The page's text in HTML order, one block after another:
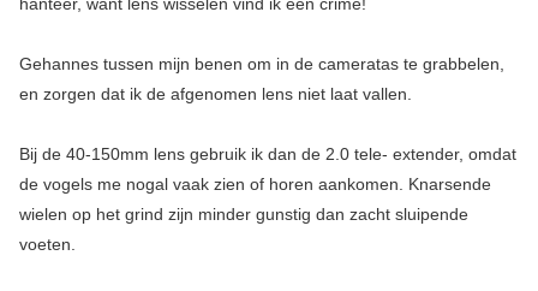
Gehannes tussen mijn benen om in de cameratas te grabbelen,
en zorgen dat ik de afgenomen lens niet laat vallen.
Bij de 40-150mm lens gebruik ik dan de 2.0 tele- extender, omdat
de vogels me nogal vaak zien of horen aankomen. Knarsende
wielen op het grind zijn minder gunstig dan zacht sluipende
voeten.